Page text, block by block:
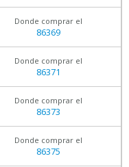
Donde comprar el
86369
Donde comprar el
86371
Donde comprar el
86373
Donde comprar el
86375